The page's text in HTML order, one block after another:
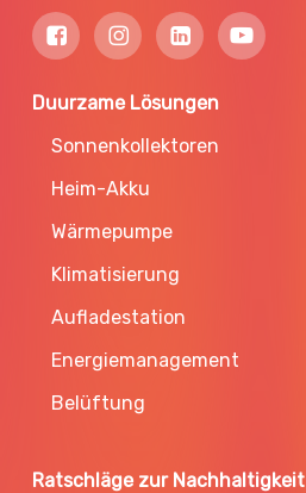
Duurzame Lösungen
Sonnenkollektoren
Heim-Akku
Wärmepumpe
Klimatisierung
Aufladestation
Energiemanagement
Belüftung
Ratschläge zur Nachhaltigkeit